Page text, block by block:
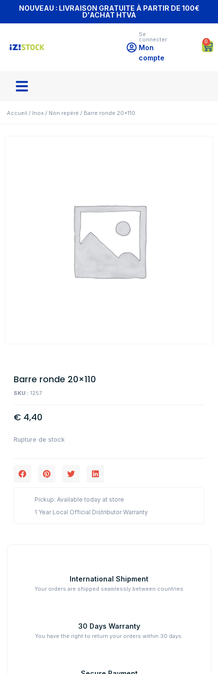
NOUVEAU : LIVRAISON GRATUITE À PARTIR DE 100€
D'ACHAT HTVA
Se
connecter
Mon
compte
0
Accueil / Inox / Non repéré / Barre ronde 20×110
Barre ronde 20×110
SKU : 1257
€ 4,40
Rupture de stock
Pickup: Available today at store
1 Year Local Official Distributor Warranty
International Shipment
Your orders are shipped seamlessly between countries
30 Days Warranty
You have the right to return your orders within 30 days.